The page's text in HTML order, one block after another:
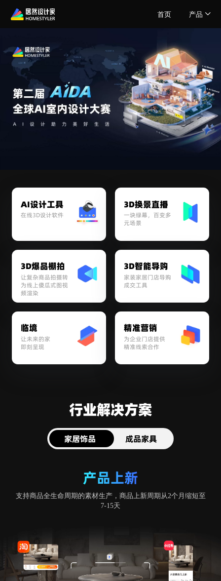
首页 产品
AI设计工具
在线3D设计软件
3D换景直播
一块绿幕，百变多
元场景
3D爆品棚拍
让复杂商品拍摄转
为线上傻瓜式图视
频渲染
3D智能导购
家装家居门店导购
成交工具
临境
让未来的家
即刻呈现
精准营销
为企业门店提供
精准线索合作
行业解决方案
家居饰品 成品家具
产品上新
支持商品全生命周期的素材生产，商品上新周期从2个月缩短至
7-15天